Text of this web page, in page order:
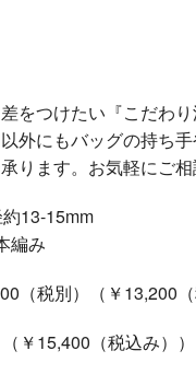
をつけたい『こだわ
外にもバッグの持ち
ります。お気軽にご相
13-15mm
編み
（税別）（￥13,200（
￥15,400（税込み））